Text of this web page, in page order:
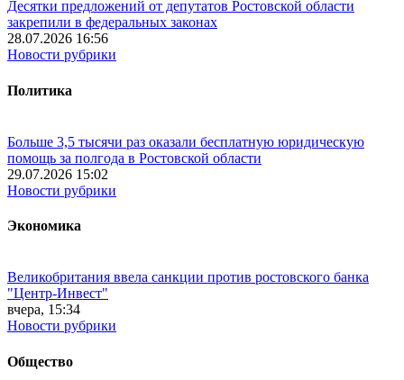
Десятки предложений от депутатов Ростовской области
закрепили в федеральных законах
28.07.2026 16:56
Новости рубрики
Политика
Больше 3,5 тысячи раз оказали бесплатную юридическую
помощь за полгода в Ростовской области
29.07.2026 15:02
Новости рубрики
Экономика
Великобритания ввела санкции против ростовского банка
"Центр-Инвест"
вчера, 15:34
Новости рубрики
Общество